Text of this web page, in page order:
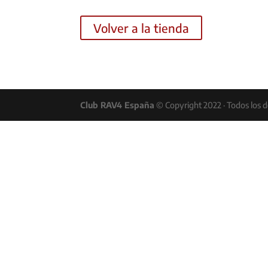
Volver a la tienda
Club RAV4 España © Copyright 2022 · Todos los